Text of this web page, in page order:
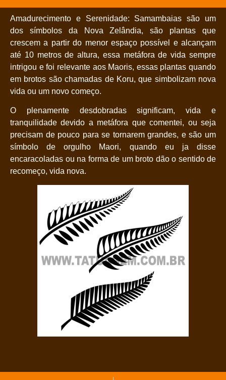
Amadurecimento e Serenidade: Samambaias são um
dos símbolos da Nova Zelândia, são plantas que
crescem a partir do menor espaço possível e alcançam
até 10 metros de altura, essa metáfora de vida sempre
intrigou e foi relevante aos Maoris, essas plantas quando
em brotos são chamadas de Koru, que simbolizam nova
vida ou um novo começo.
O plenamente desdobradas significam, vida e
tranquilidade devido a metáfora que comentei, ou seja
precisam de pouco para se tornarem grandes, e são um
símbolo de orgulho Maori, quando eu ja disse
encaracoladas ou na forma de um broto dão o sentido de
recomeço, vida nova.